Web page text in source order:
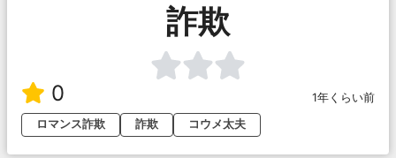
詐欺
0
1年くらい前
ロマンス詐欺
詐欺 コウメ太夫